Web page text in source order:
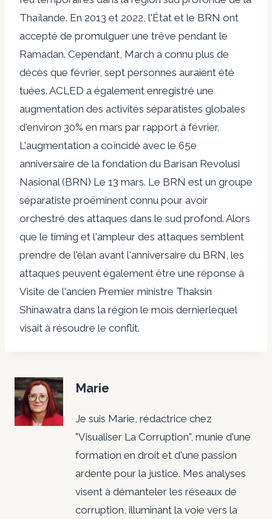
Thaïlande. En 2013 et 2022, l'État et le BRN ont
accepté de promulguer une trêve pendant le
Ramadan. Cependant, March a connu plus de
décès que février, sept personnes auraient été
tuées. ACLED a également enregistré une
augmentation des activités séparatistes globales
d'environ 30% en mars par rapport à février.
L'augmentation a coïncidé avec le 65e
anniversaire de la fondation du Barisan Revolusi
Nasional (BRN) Le 13 mars. Le BRN est un groupe
séparatiste proéminent connu pour avoir
orchestré des attaques dans le sud profond. Alors
que le timing et l'ampleur des attaques semblent
prendre de l'élan avant l'anniversaire du BRN, les
attaques peuvent également être une réponse à
Visite de l'ancien Premier ministre Thaksin
Shinawatra dans la région le mois dernierlequel
visait à résoudre le conflit.
Marie
Je suis Marie, rédactrice chez
"Visualiser La Corruption", munie d'une
formation en droit et d'une passion
ardente pour la justice. Mes analyses
visent à démanteler les réseaux de
corruption, illuminant la voie vers la